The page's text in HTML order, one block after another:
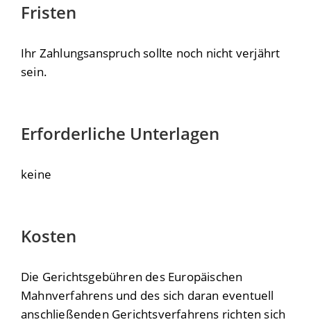
Fristen
Ihr Zahlungsanspruch sollte noch nicht verjährt
sein.
Erforderliche Unterlagen
keine
Kosten
Die Gerichtsgebühren des Europäischen
Mahnverfahrens und des sich daran eventuell
anschließenden Gerichtsverfahrens richten sich